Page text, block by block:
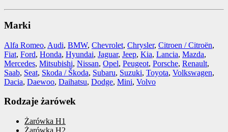
Marki
Alfa Romeo, Audi, BMW, Chevrolet, Chrysler, Citroen / Citroën,
Fiat, Ford, Honda, Hyundai, Jaguar, Jeep, Kia, Lancia, Mazda,
Mercedes, Mitsubishi, Nissan, Opel, Peugeot, Porsche, Renault,
Saab, Seat, Skoda / Škoda, Subaru, Suzuki, Toyota, Volkswagen,
Dacia, Daewoo, Daihatsu, Dodge, Mini, Volvo
Rodzaje żarówek
Żarówka H1